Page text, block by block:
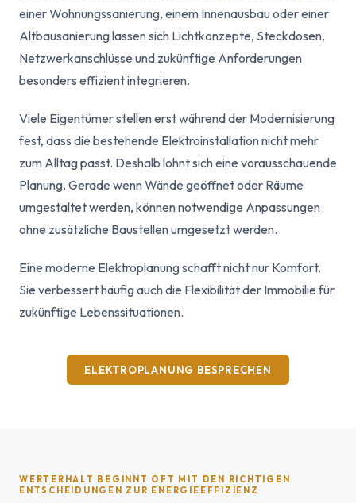
einer Wohnungssanierung, einem Innenausbau oder einer
Altbausanierung lassen sich Lichtkonzepte, Steckdosen,
Netzwerkanschlüsse und zukünftige Anforderungen
besonders effizient integrieren.
Viele Eigentümer stellen erst während der Modernisierung
fest, dass die bestehende Elektroinstallation nicht mehr
zum Alltag passt. Deshalb lohnt sich eine vorausschauende
Planung. Gerade wenn Wände geöffnet oder Räume
umgestaltet werden, können notwendige Anpassungen
ohne zusätzliche Baustellen umgesetzt werden.
Eine moderne Elektroplanung schafft nicht nur Komfort.
Sie verbessert häufig auch die Flexibilität der Immobilie für
zukünftige Lebenssituationen.
ELEKTROPLANUNG BESPRECHEN
WERTERHALT BEGINNT OFT MIT DEN RICHTIGEN
ENTSCHEIDUNGEN ZUR ENERGIEEFFIZIENZ